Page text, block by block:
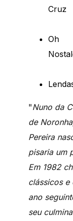
Cruz
Oh
"Nuno da
de
Pereira
pisaria um
Em 1982
clássicos e
ano
seu